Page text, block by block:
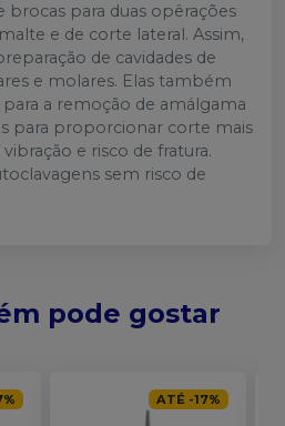
brocas para duas opêrações
e de corte lateral. Assim,
de cavidades de
e molares. Elas também
a remoção de amálgama
para proporcionar corte mais
e risco de fratura.
sem risco de
pode gostar
% ATÉ -17%